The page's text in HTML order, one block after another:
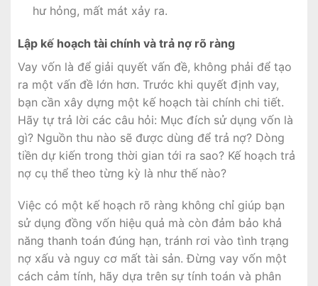
hư hỏng, mất mát xảy ra.
Lập kế hoạch tài chính và trả nợ rõ ràng
Vay vốn là để giải quyết vấn đề, không phải để tạo
ra một vấn đề lớn hơn. Trước khi quyết định vay,
bạn cần xây dựng một kế hoạch tài chính chi tiết.
Hãy tự trả lời các câu hỏi: Mục đích sử dụng vốn là
gì? Nguồn thu nào sẽ được dùng để trả nợ? Dòng
tiền dự kiến trong thời gian tới ra sao? Kế hoạch trả
nợ cụ thể theo từng kỳ là như thế nào?
Việc có một kế hoạch rõ ràng không chỉ giúp bạn
sử dụng đồng vốn hiệu quả mà còn đảm bảo khả
năng thanh toán đúng hạn, tránh rơi vào tình trạng
nợ xấu và nguy cơ mất tài sản. Đừng vay vốn một
cách cảm tính, hãy dựa trên sự tính toán và phân